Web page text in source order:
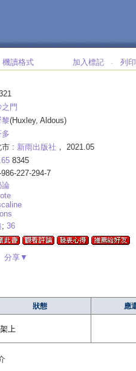
機讀格式 加入標記 ‧
列
門
黎(Huxley, Aldous)
多
市 : 新雨出版社 ， 2021.05
8345
227-294-7
論
; 36
分享▼
狀態 應
上